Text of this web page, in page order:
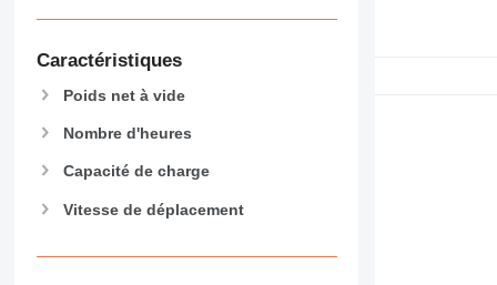
589
826
907
908
Caractéristiques
Poids net à vide
Nombre d'heures
Capacité de charge
Vitesse de déplacement